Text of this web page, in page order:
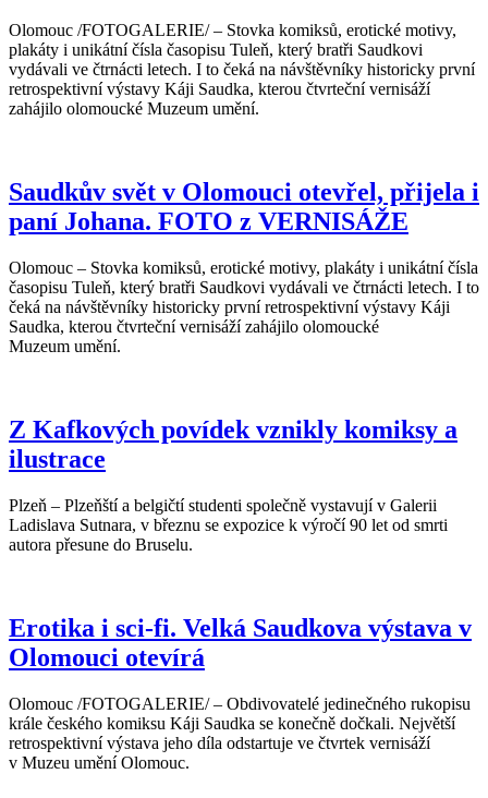
Olomouc /FOTOGALERIE/ – Stovka komiksů, erotické motivy,
plakáty i unikátní čísla časopisu Tuleň, který bratři Saudkovi
vydávali ve čtrnácti letech. I to čeká na návštěvníky historicky první
retrospektivní výstavy Káji Saudka, kterou čtvrteční vernisáží
zahájilo olomoucké Muzeum umění.
Saudkův svět v Olomouci otevřel, přijela i
paní Johana. FOTO z VERNISÁŽE
Olomouc – Stovka komiksů, erotické motivy, plakáty i unikátní čísla
časopisu Tuleň, který bratři Saudkovi vydávali ve čtrnácti letech. I to
čeká na návštěvníky historicky první retrospektivní výstavy Káji
Saudka, kterou čtvrteční vernisáží zahájilo olomoucké
Muzeum umění.
Z Kafkových povídek vznikly komiksy a
ilustrace
Plzeň – Plzeňští a belgičtí studenti společně vystavují v Galerii
Ladislava Sutnara, v březnu se expozice k výročí 90 let od smrti
autora přesune do Bruselu.
Erotika i sci-fi. Velká Saudkova výstava v
Olomouci otevírá
Olomouc /FOTOGALERIE/ – Obdivovatelé jedinečného rukopisu
krále českého komiksu Káji Saudka se konečně dočkali. Největší
retrospektivní výstava jeho díla odstartuje ve čtvrtek vernisáží
v Muzeu umění Olomouc.